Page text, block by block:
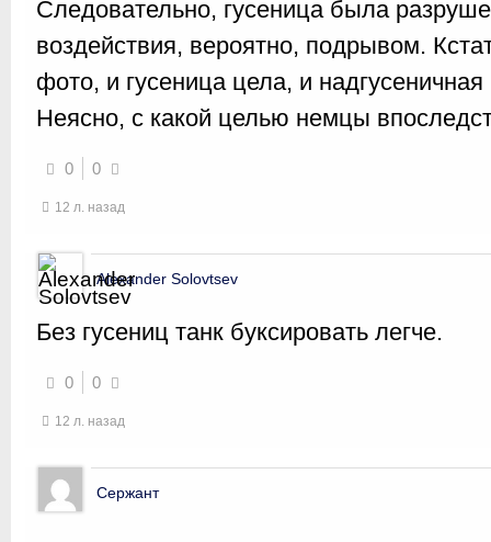
Следовательно, гусеница была
воздействия, вероятно, подрывом.
фото, и гусеница цела, и
Неясно, с какой целью немцы
0 0
12 л. назад
Alexander Solovtsev
Без гусениц танк буксировать легче.
0 0
12 л. назад
Сержант